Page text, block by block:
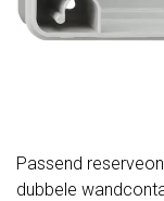
Passend
dubbele